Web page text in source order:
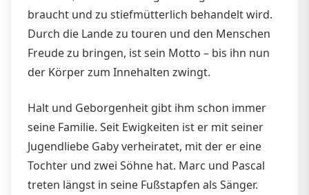
braucht und zu stiefmütterlich behandelt wird.
Durch die Lande zu touren und den Menschen
Freude zu bringen, ist sein Motto – bis ihn nun
der Körper zum Innehalten zwingt.
Halt und Geborgenheit gibt ihm schon immer
seine Familie. Seit Ewigkeiten ist er mit seiner
Jugendliebe Gaby verheiratet, mit der er eine
Tochter und zwei Söhne hat. Marc und Pascal
treten längst in seine Fußstapfen als Sänger.